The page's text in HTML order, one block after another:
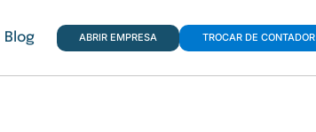
Blog ABRIR EMPRESA TROCAR DE CONTADOR